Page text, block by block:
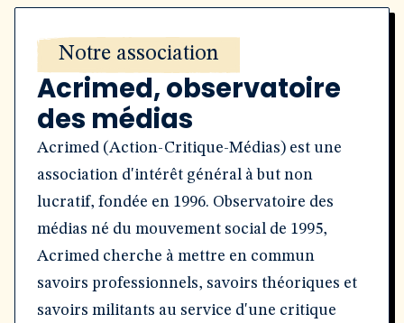
Notre association
Acrimed, observatoire
des médias
Acrimed (Action-Critique-Médias) est une
association d'intérêt général à but non
lucratif, fondée en 1996. Observatoire des
médias né du mouvement social de 1995,
Acrimed cherche à mettre en commun
savoirs professionnels, savoirs théoriques et
savoirs militants au service d'une critique